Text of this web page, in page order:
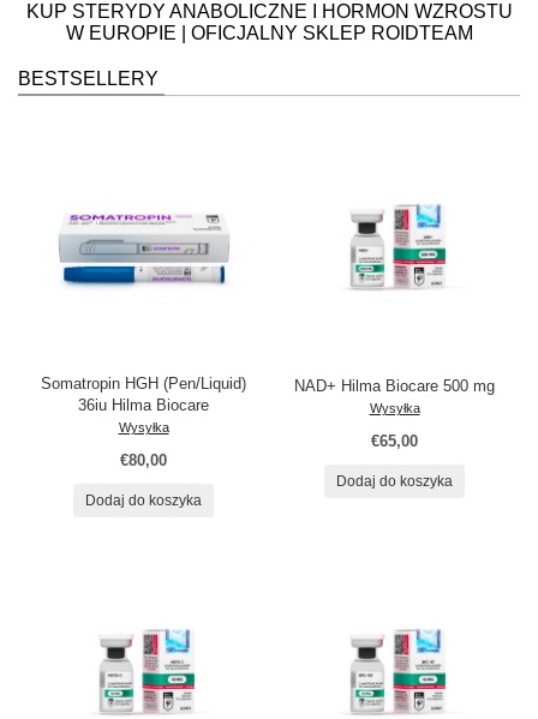
KUP STERYDY ANABOLICZNE I HORMON WZROSTU
W EUROPIE | OFICJALNY SKLEP ROIDTEAM
BESTSELLERY
Somatropin HGH (Pen/Liquid)
36iu Hilma Biocare
Wysyłka
€80,00
Dodaj do koszyka
NAD+ Hilma Biocare 500 mg
Wysyłka
€65,00
Dodaj do koszyka